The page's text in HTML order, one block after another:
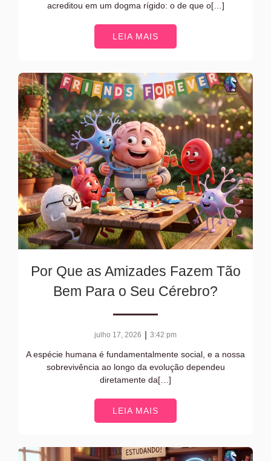
acreditou em um dogma rígido: o de que o[…]
LEIA MAIS
Por Que as Amizades Fazem Tão
Bem Para o Seu Cérebro?
julho 17, 2026 | 3:42 pm
A espécie humana é fundamentalmente social, e a nossa
sobrevivência ao longo da evolução dependeu
diretamente da[…]
LEIA MAIS